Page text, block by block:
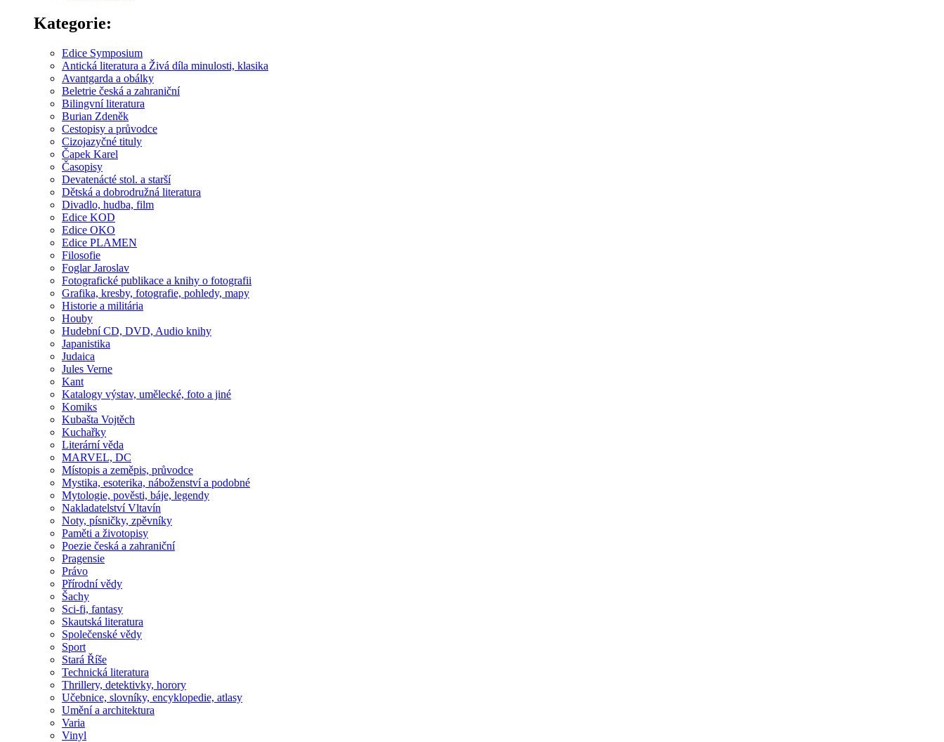
Kategorie:
Edice Symposium
Antická literatura a Živá díla minulosti, klasika
Avantgarda a obálky
Beletrie česká a zahraniční
Bilingvní literatura
Burian Zdeněk
Cestopisy a průvodce
Cizojazyčné tituly
Čapek Karel
Časopisy
Devatenácté stol. a starší
Dětská a dobrodružná literatura
Divadlo, hudba, film
Edice KOD
Edice OKO
Edice PLAMEN
Filosofie
Foglar Jaroslav
Fotografické publikace a knihy o fotografii
Grafika, kresby, fotografie, pohledy, mapy
Historie a militária
Houby
Hudební CD, DVD, Audio knihy
Japanistika
Judaica
Jules Verne
Kant
Katalogy výstav, umělecké, foto a jiné
Komiks
Kubašta Vojtěch
Kuchařky
Literární věda
MARVEL, DC
Místopis a zeměpis, průvodce
Mystika, esoterika, náboženství a podobné
Mytologie, pověsti, báje, legendy
Nakladatelství Vltavín
Noty, písničky, zpěvníky
Paměti a životopisy
Poezie česká a zahraniční
Pragensie
Právo
Přírodní vědy
Šachy
Sci-fi, fantasy
Skautská literatura
Společenské vědy
Sport
Stará Říše
Technická literatura
Thrillery, detektivky, horory
Učebnice, slovníky, encyklopedie, atlasy
Umění a architektura
Varia
Vinyl